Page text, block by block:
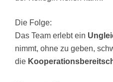
Die Folge:
Das Team erlebt ein
nimmt, ohne zu geben,
die